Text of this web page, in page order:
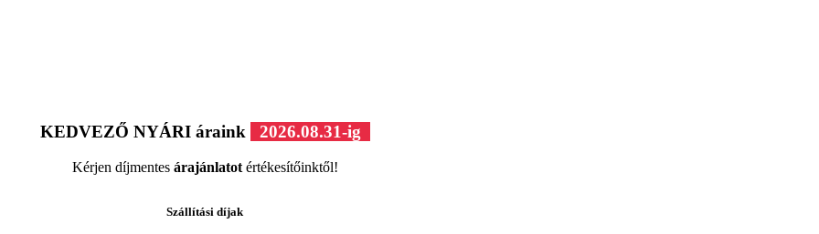
KEDVEZŐ NYÁRI áraink 2026.08.31-ig
Kérjen díjmentes árajánlatotértékesítőinktől!
Szállítási díjak